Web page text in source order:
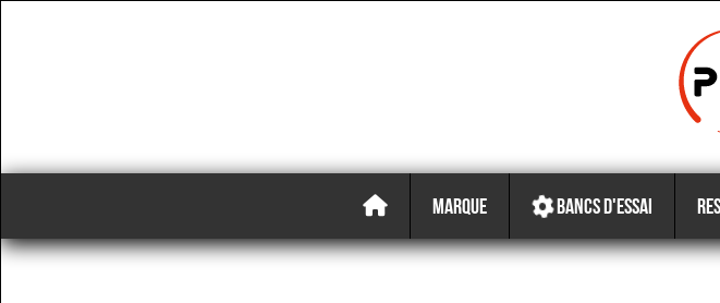
MARQUE BANCS D'ESSAI